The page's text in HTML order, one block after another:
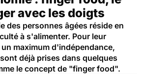
avec les doigts
des personnes âgées réside en
à s'alimenter. Pour leur
maximum d'indépendance,
déjà prises dans quelques
le concept de "finger food".